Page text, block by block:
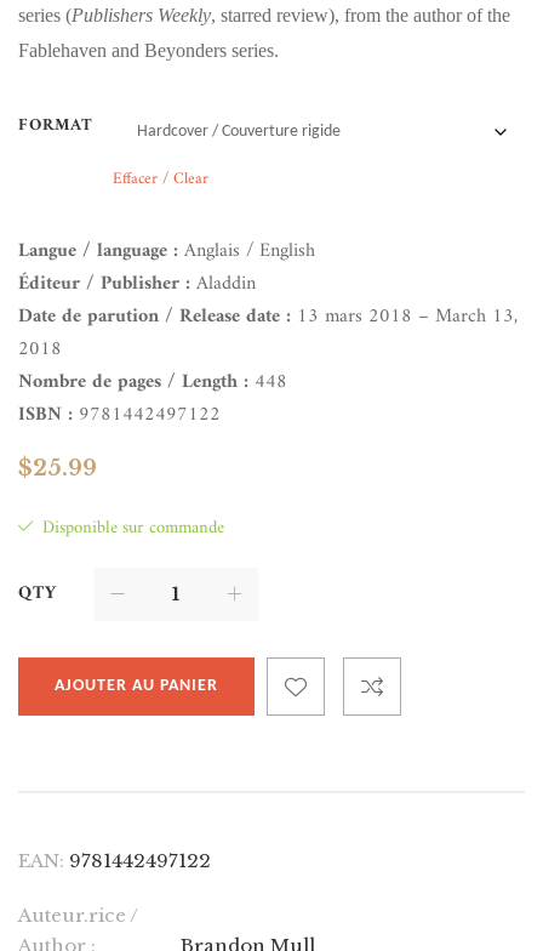
series (Publishers Weekly, starred review), from the author of the
Fablehaven and Beyonders series.
FORMAT
Effacer / Clear
Langue / language :Anglais / English
Éditeur / Publisher :Aladdin
Date de parution / Release date : 13 mars 2018 – March 13,
2018
Nombre de pages / Length : 448
ISBN : 9781442497122
$25.99
Disponible sur commande
QTY
AJOUTER AU PANIER
EAN: 9781442497122
Auteur.rice /
Author :
Brandon Mull